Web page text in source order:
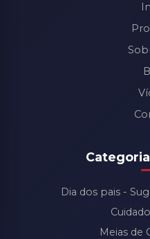
Dia dos pais -
Meias de